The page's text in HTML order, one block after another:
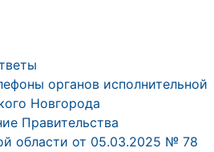
органов исполнительной
Новгорода
Правительства
области от 05.03.2025 № 78